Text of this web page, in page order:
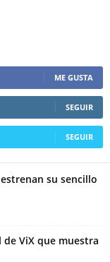
ME GUSTA
SEGUIR
SEGUIR
su sencillo
ViX que muestra